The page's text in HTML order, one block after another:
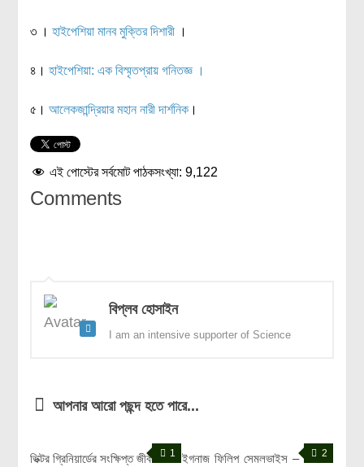
৩ ।হাইপেশিয়া মানব মুক্তির দিশারী ।
৪।হাইপেশিয়া: এক বিস্মৃতপ্রায় গনিতজ্ঞ ।
৫।আলেকজান্দ্রিয়ার মহান নারী দার্শনিক ।
এই পোস্টের সর্বমোট পাঠকসংখ্যা:9,122
Comments
বিপ্লব হোসাইন
I am an intensive supporter of Science
আপনার আরো পছন্দ হতে পারে...
1
ভিক্টর গ্রিনিয়ার্ডের সংক্ষিপ্ত জীবনী 2
ইগনাজ ফিলিপ সেমলভাইস – যাঁর